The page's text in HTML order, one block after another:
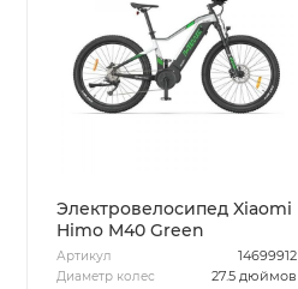
Электровелосипед Xiaomi
Himo M40 Green
Артикул 14699912
Диаметр колес 27.5 дюймов